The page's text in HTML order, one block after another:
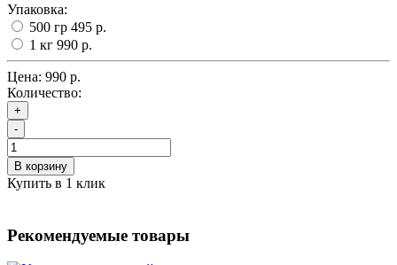
Упаковка:
500 гр 495 р.
1 кг 990 р.
Цена: 990 р.
Количество:
+
-
В корзину
Купить в 1 клик
Рекомендуемые товары